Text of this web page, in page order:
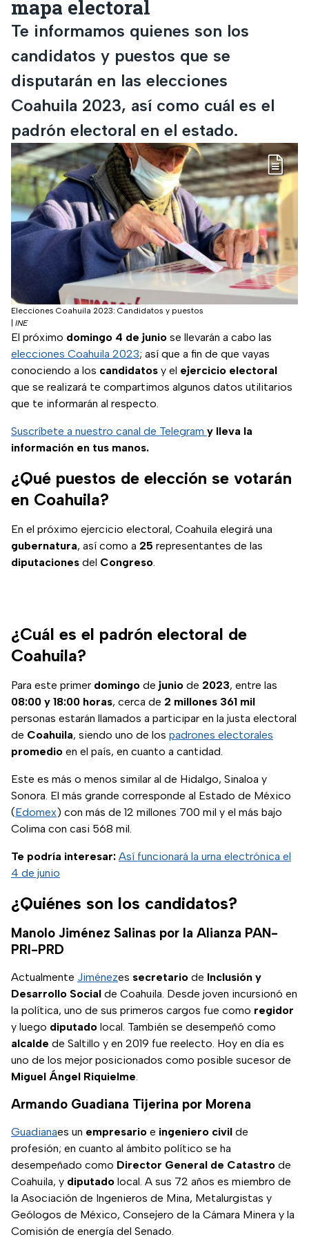
mapa electoral
Te informamos quienes son los
candidatos y puestos que se
disputarán en las elecciones
Coahuila 2023, así como cuál es el
padrón electoral en el estado.
Elecciones Coahuila 2023: Candidatos y puestos
| INE
El próximo domingo 4 de junio se llevarán a cabo las
elecciones Coahuila 2023; así que a fin de que vayas
conociendo a los candidatos y el ejercicio electoral
que se realizará te compartimos algunos datos utilitarios
que te informarán al respecto.
Suscríbete a nuestro canal de Telegram y lleva la
información en tus manos.
¿Qué puestos de elección se votarán
en Coahuila?
En el próximo ejercicio electoral, Coahuila elegirá una
gubernatura, así como a 25 representantes de las
diputaciones del Congreso.
¿Cuál es el padrón electoral de
Coahuila?
Para este primer domingo de junio de 2023, entre las
08:00 y 18:00 horas, cerca de 2 millones 361 mil
personas estarán llamados a participar en la justa electoral
de Coahuila, siendo uno de los padrones electorales
promedio en el país, en cuanto a cantidad.
Este es más o menos similar al de Hidalgo, Sinaloa y
Sonora. El más grande corresponde al Estado de México
(Edomex) con más de 12 millones 700 mil y el más bajo
Colima con casi 568 mil.
Te podría interesar: Así funcionará la urna electrónica el
4 de junio
¿Quiénes son los candidatos?
Manolo Jiménez Salinas por la Alianza PAN-
PRI-PRD
Actualmente Jiménezes secretario de Inclusión y
Desarrollo Social de Coahuila. Desde joven incursionó en
la política, uno de sus primeros cargos fue como regidor
y luego diputado local. También se desempeñó como
alcalde de Saltillo y en 2019 fue reelecto. Hoy en día es
uno de los mejor posicionados como posible sucesor de
Miguel Ángel Riquielme.
Armando Guadiana Tijerina por Morena
Guadianaes un empresario e ingeniero civil de
profesión; en cuanto al ámbito político se ha
desempeñado como Director General de Catastro de
Coahuila, y diputado local. A sus 72 años es miembro de
la Asociación de Ingenieros de Mina, Metalurgistas y
Geólogos de México, Consejero de la Cámara Minera y la
Comisión de energía del Senado.